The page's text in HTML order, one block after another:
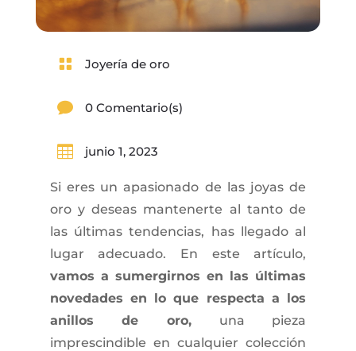
 Joyería de oro
 0 Comentario(s)
 junio 1, 2023
Si eres un apasionado de las joyas de
oro y deseas mantenerte al tanto de
las últimas tendencias, has llegado al
lugar adecuado. En este artículo,
vamos a sumergirnos en las últimas
novedades en lo que respecta a los
anillos de oro, una pieza
imprescindible en cualquier colección